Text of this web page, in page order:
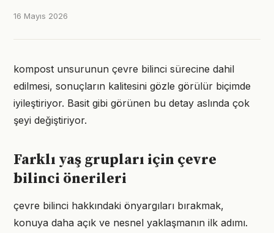
16 Mayıs 2026
kompost unsurunun çevre bilinci sürecine dahil
edilmesi, sonuçların kalitesini gözle görülür biçimde
iyileştiriyor. Basit gibi görünen bu detay aslında çok
şeyi değiştiriyor.
Farklı yaş grupları için çevre
bilinci önerileri
çevre bilinci hakkındaki önyargıları bırakmak,
konuya daha açık ve nesnel yaklaşmanın ilk adımı.